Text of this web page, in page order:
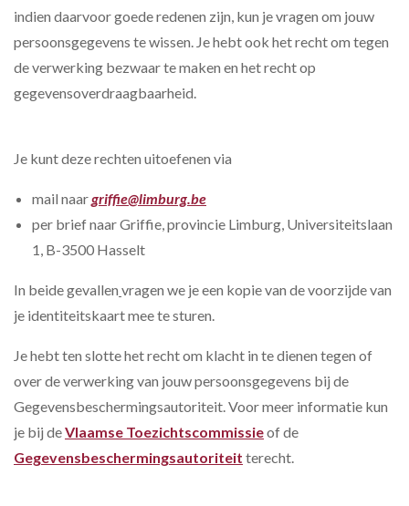
indien daarvoor goede redenen zijn, kun je vragen om jouw
persoonsgegevens te wissen. Je hebt ook het recht om tegen
de verwerking bezwaar te maken en het recht op
gegevensoverdraagbaarheid.
Je kunt deze rechten uitoefenen via
mail naargriffie@limburg.be
per brief naar Griffie, provincie Limburg, Universiteitslaan
1, B-3500 Hasselt
In beide gevallen vragen we je een kopie van de voorzijde van
je identiteitskaart mee te sturen.
Je hebt ten slotte het recht om klacht in te dienen tegen of
over de verwerking van jouw persoonsgegevens bij de
Gegevensbeschermingsautoriteit. Voor meer informatie kun
je bij deVlaamse Toezichtscommissieof de
Gegevensbeschermingsautoriteit terecht.